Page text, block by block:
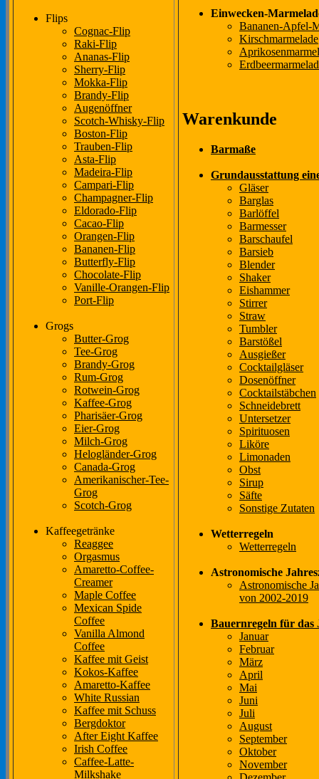
Flips
Cognac-Flip
Raki-Flip
Ananas-Flip
Sherry-Flip
Mokka-Flip
Brandy-Flip
Augenöffner
Scotch-Whisky-Flip
Boston-Flip
Trauben-Flip
Asta-Flip
Madeira-Flip
Campari-Flip
Champagner-Flip
Eldorado-Flip
Cacao-Flip
Orangen-Flip
Bananen-Flip
Butterfly-Flip
Chocolate-Flip
Vanille-Orangen-Flip
Port-Flip
Grogs
Butter-Grog
Tee-Grog
Brandy-Grog
Rum-Grog
Rotwein-Grog
Kaffee-Grog
Pharisäer-Grog
Eier-Grog
Milch-Grog
Helogländer-Grog
Canada-Grog
Amerikanischer-Tee-
Grog
Scotch-Grog
Kaffeegetränke
Reaggee
Orgasmus
Amaretto-Coffee-
Creamer
Maple Coffee
Mexican Spide
Coffee
Vanilla Almond
Coffee
Kaffee mit Geist
Kokos-Kaffee
Amaretto-Kaffee
White Russian
Kaffee mit Schuss
Bergdoktor
After Eight Kaffee
Irish Coffee
Caffee-Latte-
Milkshake
Einwecken-
Bananen-Apfel-
Kirschmarmelade
Warenkunde
Barmaße
Grundausstattung
Gläser
Barglas
Barlöffel
Barmesser
Barschaufel
Barsieb
Blender
Shaker
Eishammer
Stirrer
Straw
Tumbler
Barstößel
Ausgießer
Cocktailgläser
Dosenöffner
Cocktailstäbchen
Schneidebrett
Untersetzer
Spirituosen
Liköre
Limonaden
Obst
Sirup
Säfte
Sonstige Zutaten
Wetterregeln
Wetterregeln
Astronomische
Astronomische
von 2002-2019
Bauernregeln für das
Januar
Februar
März
April
Mai
Juni
Juli
August
September
Oktober
November